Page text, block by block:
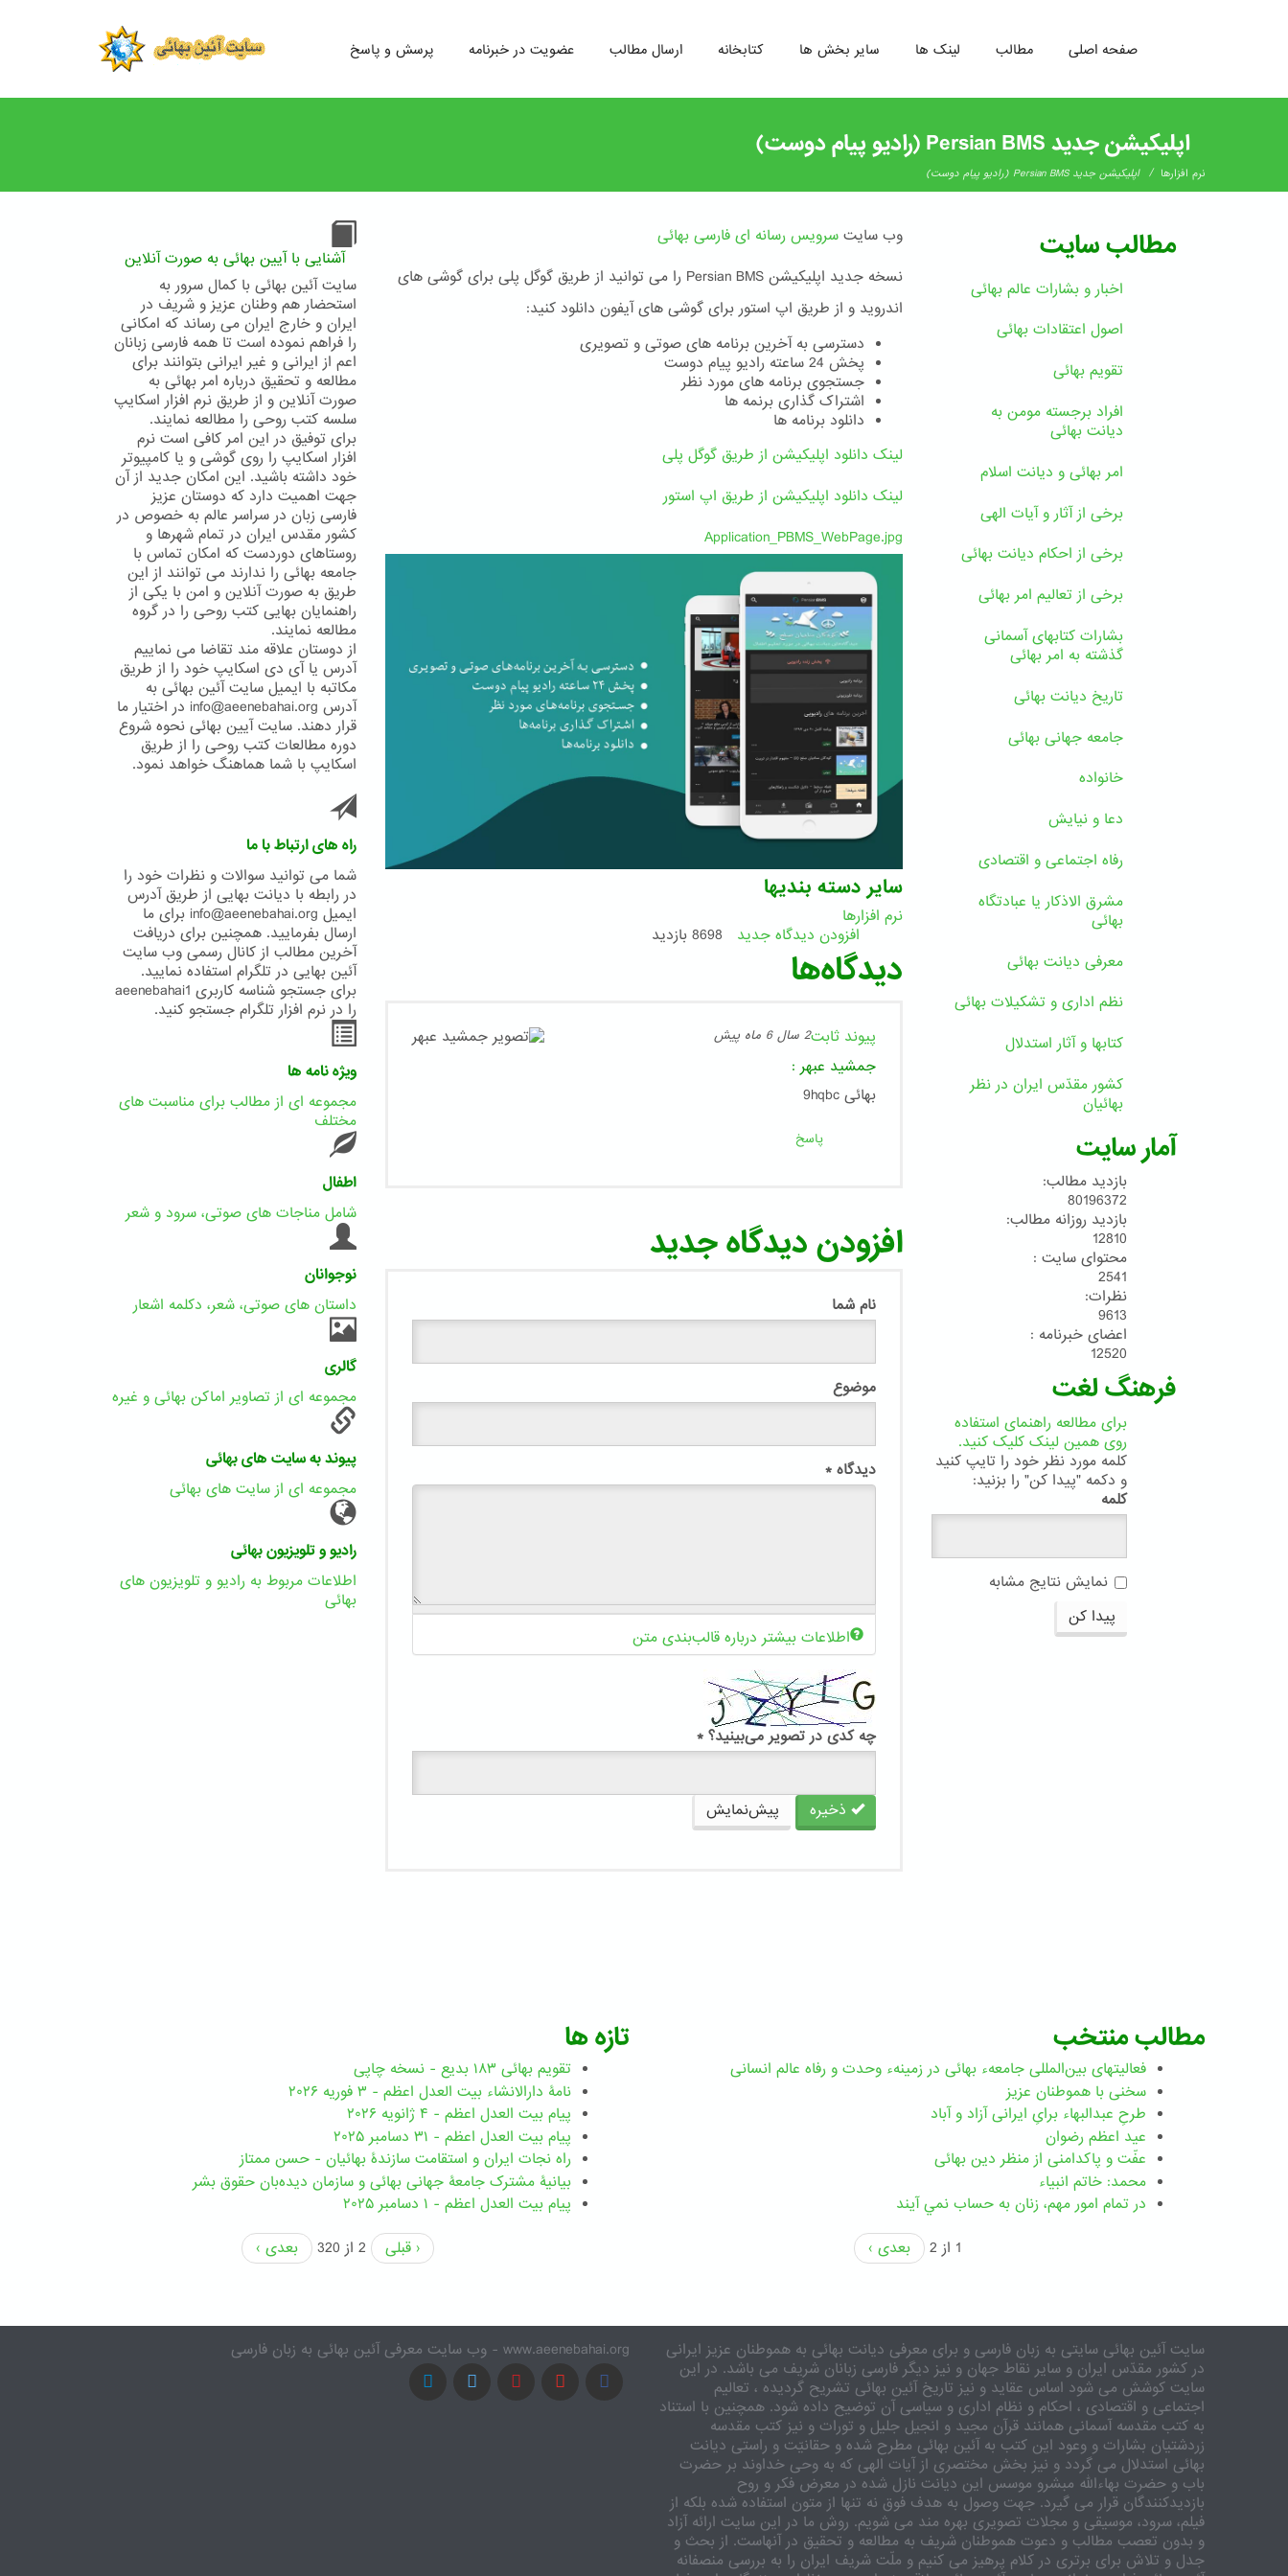
رفتن
پرسش و پاسخ عضویت در خبرنامه ارسال مطالب کتابخانه سایر بخش ها لینک ها مطالب صفحه اصلی
اپلیکیشن جدید Persian BMS (رادیو پیام دوست)
نرم افزارها / اپلیکیشن جدید Persian BMS (رادیو پیام دوست)
وب سایت سرویس رسانه ای فارسی بهائی
نسخه جدید اپلیکیشن Persian BMS را می توانید از طریق گوگل پلی برای گوشی های
اندروید و از طریق اپ استور برای گوشی های آیفون دانلود کنید:
دسترسی به آخرین برنامه های صوتی و تصویری
پخش 24 ساعته رادیو پیام دوست
جستجوی برنامه های مورد نظر
اشتراک گذاری برنمه ها
دانلود برنامه ها
لینک دانلود اپلیکیشن از طریق گوگل پلی
لینک دانلود اپلیکیشن از طریق اپ استور
Application_PBMS_WebPage.jpg
سایر دسته بندیها
نرم افزارها
افزودن دیدگاه جدید
8698 بازدید
دیدگاه‌ها
پیوند ثابت2 سال 6 ماه پیش
جمشید عبهر :
بهائی 9hqbc
پاسخ
افزودن دیدگاه جدید
نام شما
موضوع
دیدگاه *
اطلاعات بیشتر درباره قالب‌بندی متن
چه کدی در تصویر می‌بینید؟ *
ذخیره پیش‌نمایش
آشنایی با آیین بهائی به صورت آنلاین
سایت آئین بهائی با کمال سرور به
استحضار هم وطنان عزیز و شریف در
ایران و خارج ایران می رساند که امکانی
را فراهم نموده است تا همه فارسی زبانان
اعم از ایرانی و غیر ایرانی بتوانند برای
مطالعه و تحقیق درباره امر بهائی به
صورت آنلاین و از طریق نرم افزار اسکایپ
سلسه کتب روحی را مطالعه نمایند.
برای توفیق در این امر کافی است نرم
افزار اسکایپ را روی گوشی و یا کامپیوتر
خود داشته باشید. این امکان جدید از آن
جهت اهمیت دارد که دوستان عزیز
فارسی زبان در سراسر عالم به خصوص در
کشور مقدس ایران در تمام شهرها و
روستاهای دوردست که امکان تماس با
جامعه بهائی را ندارند می توانند از این
طریق به صورت آنلاین و امن با یکی از
راهنمایان بهایی کتب روحی را در گروه
مطالعه نمایند.
از دوستان علاقه مند تقاضا می نماییم
آدرس یا آی دی اسکایپ خود را از طریق
مکاتبه با ایمیل سایت آئین بهائی به
آدرس info@aeenebahai.org در اختیار ما
قرار دهند. سایت آیین بهائی نحوه شروع
دوره مطالعات کتب روحی را از طریق
اسکایپ با شما هماهنگ خواهد نمود.
راه های ارتباط با ما
شما می توانید سوالات و نظرات خود را
در رابطه با دیانت بهایی از طریق آدرس
ایمیل info@aeenebahai.org برای ما
ارسال بفرمایید. همچنین برای دریافت
آخرین مطالب از کانال رسمی وب سایت
آئین بهایی در تلگرام استفاده نمایید.
برای جستجو شناسه کاربری aeenebahai1
را در نرم افزار تلگرام جستجو کنید.
ویژه نامه ها
مجموعه ای از مطالب برای مناسبت های
مختلف
اطفال
شامل مناجات های صوتی، سرود و شعر
نوجوانان
داستان های صوتی، شعر، دکلمه اشعار
گالری
مجموعه ای از تصاویر اماکن بهائی و غیره
پیوند به سایت های بهائی
مجموعه ای از سایت های بهائی
رادیو و تلویزیون بهائی
اطلاعات مربوط به رادیو و تلویزیون های
بهائی
مطالب سایت
اخبار و بشارات عالم بهائى
اصول اعتقادات بهائی
تقویم بهائی
افراد برجسته مومن به
دیانت بهائی
امر بهائی و دیانت اسلام
برخی از آثار و آیات الهی
برخی از احکام دیانت بهائی
برخی از تعالیم امر بهائی
بشارات کتابهای آسمانی
گذشته به امر بهائی
تاریخ دیانت بهائی
جامعه جهانی بهائی
خانواده
دعا و نیایش
رفاه اجتماعی و اقتصادی
مشرق الاذکار یا عبادتگاه
بهائی
معرفی دیانت بهائی
نظم اداری و تشکیلات بهائی
کتابها و آثار استدلال
کشور مقدّس ایران در نظر
بهائیان
آمار سایت
بازدید مطالب:
80196372
بازدید روزانه مطالب:
12810
محتوای سایت :
2541
نظرات:
9613
اعضای خبرنامه :
12520
فرهنگ لغت
برای مطالعه راهنمای استفاده
روی همین لینک کلیک کنید.
کلمه مورد نظر خود را تایپ کنید
و دکمه "پیدا کن" را بزنید:
کلمه
نمایش نتایج مشابه
پیدا کن
تازه ها
تقویم بهائی ۱۸۳ بدیع - نسخه چاپی
نامۀ دارالانشاء بیت العدل اعظم - ۳ فوریه ۲۰۲۶
پیام بیت العدل اعظم - ۴ ژانویه ۲۰۲۶
پیام بیت العدل اعظم - ۳۱ دسامبر ۲۰۲۵
راه نجات ایران و استقامت سازندۀ بهائیان - حسن ممتاز
بیانیۀ مشترک جامعۀ جهانی بهائی و سازمان دیده‌بان حقوق بشر
پیام بیت العدل اعظم - ۱ دسامبر ۲۰۲۵
‹ قبلی
2 از 320 بعدی ›
مطالب منتخب
فعالیتهای بین‌المللی جامعهء بهائی در زمینهء وحدت و رفاه عالم انسانی
سخنی با هموطنان عزیز
طرحِ عبدالبهاء برایِ ایرانی آزاد و آباد
عید اعظم رضوان
عفّت و پاکدامنی از منظر دین بهائی
محمد: خاتم انبیاء
در تمام امور مهم،‌ زنان به حساب نمي آيند
1 از 2
بعدی ›
www.aeenebahai.org - وب سایت معرفی آئین بهائی به زبان فارسی
سایت آئین بهائی سایتی به زبان فارسی و برای معرفی دیانت بهائی به هموطنان عزیز ایرانی
در کشور مقدّس ایران و سایر نقاط جهان و نیز دیگر فارسی زبانان شریف می باشد. در این
سایت کوشش می شود اساس عقاید و نیز تاریخ آئین بهائی تشریح گردیده ، تعالیم
اجتماعی و اقتصادی ، احکام و نظام اداری و سیاسی آن توضیح داده شود. همچنین با استناد
به کتب مقدسه آسمانی همانند قرآن مجید و انجیل جلیل و تورات و نیز کتب مقدسه
زردشتیان بشارات و وعود این کتب به آئین بهائی مطرح شده و حقانیّت و راستی دیانت
بهائی استدلال می گردد و نیز بخش مختصری از آیات الهی که به وحی خداوند بر حضرت
باب و حضرت بهاءالله مبشرو موسس این دیانت نازل شده در معرض فکر و روح
بازدیدکنندگان قرار می گیرد. جهت وصول به هدف فوق نه تنها از متون استفاده شده بلکه از
فیلم، سرود، موسیقی و مجلات تصویری بهره مند می شویم. روش ما در این سایت ارائه آزاد
و بدون تعصب مطالب و دعوت هموطنان شریف به مطالعه و تحقیق در آنهاست. از بحث و
جدل و تلاش برای برتری در کلام پرهیز می کنیم و ملّت شریف ایران را به بررسی منصفانه